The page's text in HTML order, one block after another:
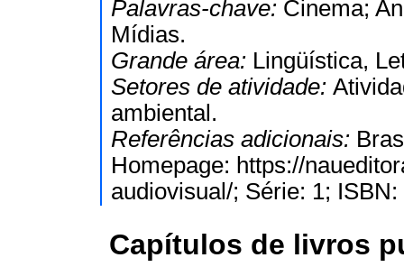
Palavras-chave: Cinema;
Mídias.
Grande área: Lingüística,
Setores de atividade:
ambiental.
Referências adicionais:
Homepage: https://
audiovisual/; Série: 1;
Capítulos de livros